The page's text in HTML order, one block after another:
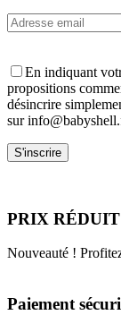
En indiquant
propositions
désincrire
sur
PRIX RÉDUIT
Nouveauté !
Paiement